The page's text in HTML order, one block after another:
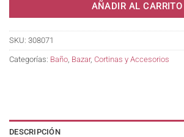
AÑADIR AL CARRITO
SKU: 308071
Categorías: Baño, Bazar, Cortinas y Accesorios
DESCRIPCIÓN